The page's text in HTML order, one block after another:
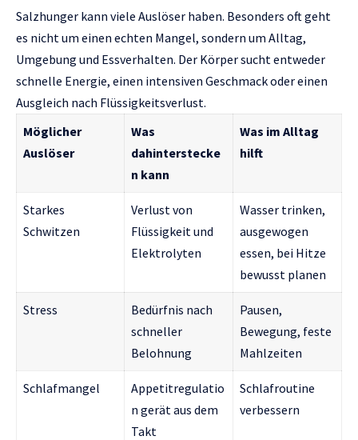
Salzhunger kann viele Auslöser haben. Besonders oft geht
es nicht um einen echten Mangel, sondern um Alltag,
Umgebung und Essverhalten. Der Körper sucht entweder
schnelle Energie, einen intensiven Geschmack oder einen
Ausgleich nach Flüssigkeitsverlust.
Möglicher
Auslöser
Was
dahinterstecke
n kann
Was im Alltag
hilft
Starkes
Schwitzen
Verlust von
Flüssigkeit und
Elektrolyten
Wasser trinken,
ausgewogen
essen, bei Hitze
bewusst planen
Stress
Bedürfnis nach
schneller
Belohnung
Pausen,
Bewegung, feste
Mahlzeiten
Schlafmangel
Appetitregulatio
n gerät aus dem
Takt
Schlafroutine
verbessern